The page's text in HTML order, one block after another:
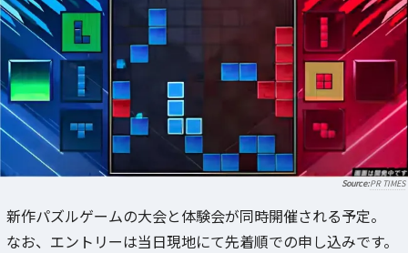
PR TIMES
新作パズルゲームの大会と体験会が同時開催される予定。
なお、エントリーは当日現地にて先着順での申し込みです。